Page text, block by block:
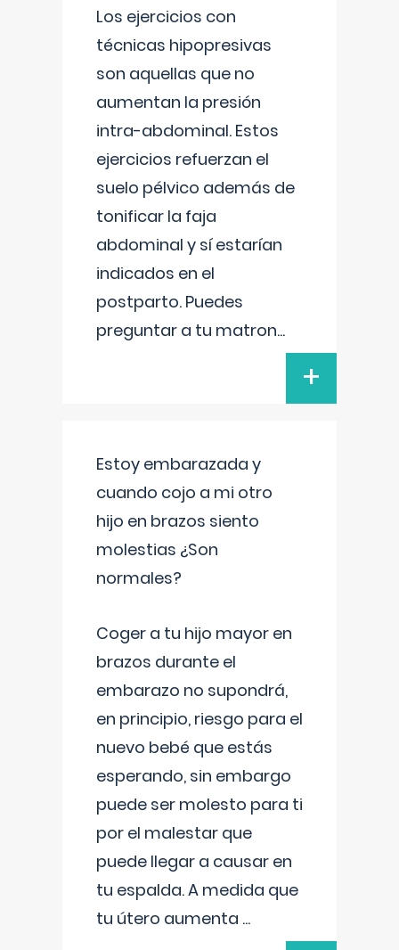
Los ejercicios con
técnicas hipopresivas
son aquellas que no
aumentan la presión
intra-abdominal. Estos
ejercicios refuerzan el
suelo pélvico además de
tonificar la faja
abdominal y sí estarían
indicados en el
postparto. Puedes
preguntar a tu matron...
+
Estoy embarazada y
cuando cojo a mi otro
hijo en brazos siento
molestias ¿Son
normales?
Coger a tu hijo mayor en
brazos durante el
embarazo no supondrá,
en principio, riesgo para el
nuevo bebé que estás
esperando, sin embargo
puede ser molesto para ti
por el malestar que
puede llegar a causar en
tu espalda. A medida que
tu útero aumenta ...